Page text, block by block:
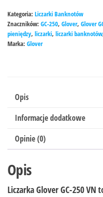
Kategoria: Liczarki Banknotów
Znaczników: GC-250, Glover, Glover
pieniędzy, liczarki, liczarki banknotów
Marka: Glover
Opis
Informacje dodatkowe
Opinie (0)
Opis
LiczarkaGlover GC-250 VN